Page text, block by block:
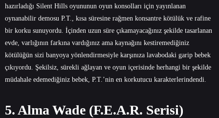
hazırladığı Silent Hills oyununun oyun konsolları için yayınlanan
oynanabilir demosu P.T., kısa süresine rağmen konsantre kötülük ve rafine
bir korku sunuyordu. İçinden uzun süre çıkamayacağınız şekilde tasarlanan
evde, varlığının farkına vardığınız ama kaynağını kestiremediğiniz
kötülüğün sizi banyoya yönlendirmesiyle karşınıza lavabodaki garip bebek
çıkıyordu. Şekilsiz, sürekli ağlayan ve oyun içerisinde herhangi bir şekilde
müdahale edemediğiniz bebek, P.T.’nin en korkutucu karakterlerindendi.
5. Alma Wade (F.E.A.R. Serisi)